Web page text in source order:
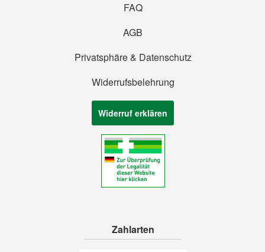
FAQ
AGB
Privatsphäre & Datenschutz
Widerrufsbelehrung
Widerruf erklären
Zahlarten